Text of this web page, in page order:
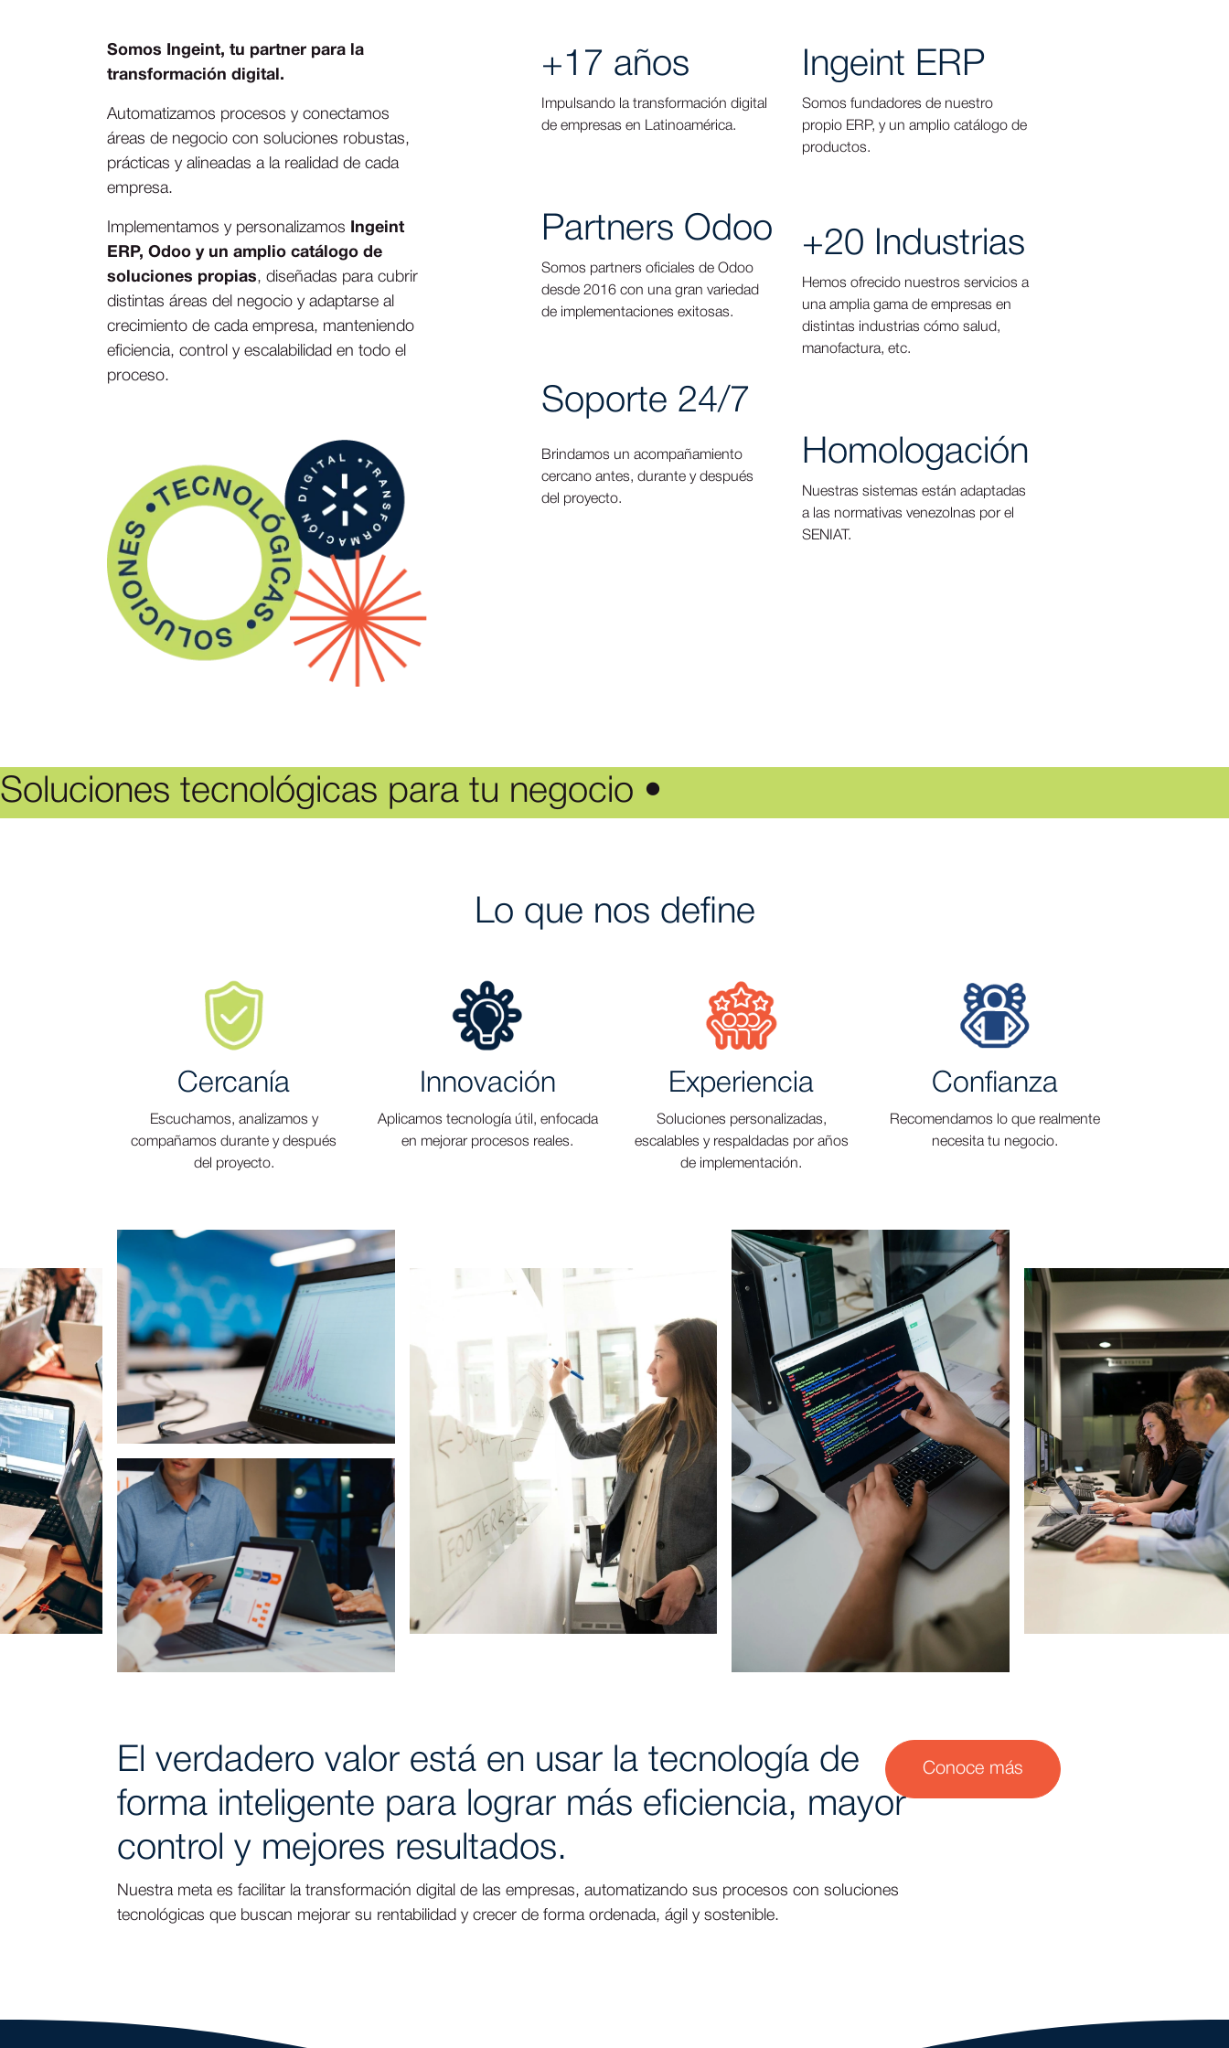
Somos Ingeint, tu partner para la
transformación digital.
Automatizamos procesos y conectamos
áreas de negocio con soluciones robustas,
prácticas y alineadas a la realidad de cada
empresa.
Implementamos y personalizamos
Ingeint
ERP, Odoo y un amplio catálogo de
soluciones propias, diseñadas para cubrir
distintas áreas del negocio y adaptarse al
crecimiento de cada empresa, manteniendo
eficiencia, control y escalabilidad en todo el
proceso.
+17 años
Impulsando la transformación digital
de empresas en Latinoamérica.
Partners Odoo
Somos partners oficiales de Odoo
desde 2016 con una gran variedad
de implementaciones exitosas.
Soporte 24/7
Brindamos un acompañamiento
cercano antes, durante y después
del proyecto.
Ingeint ERP
Somos fundadores de nuestro
propio ERP, y un amplio catálogo de
productos.
+20 Industrias
Hemos ofrecido nuestros servicios a
una amplia gama de empresas en
distintas industrias cómo salud,
manofactura, etc.
Homologación
Nuestras sistemas están adaptadas
a las normativas venezolnas por el
SENIAT.
Soluciones tecnológicas para tu negocio •
Lo que nos define
Cercanía
Escuchamos, analizamos y
compañamos durante y después
del proyecto.
Innovación
Aplicamos tecnología útil, enfocada
en mejorar procesos reales.
Experiencia
Soluciones personalizadas,
escalables y respaldadas por años
de implementación.
Confianza
Recomendamos lo que realmente
necesita tu negocio.
El verdadero valor está en usar la tecnología de
forma inteligente para lograr más eficiencia, mayor
control y mejores resultados.
Nuestra meta es facilitar la transformación digital de las empresas, automatizando sus procesos con soluciones
tecnológicas que buscan mejorar su rentabilidad y crecer de forma ordenada, ágil y sostenible.
Conoce más